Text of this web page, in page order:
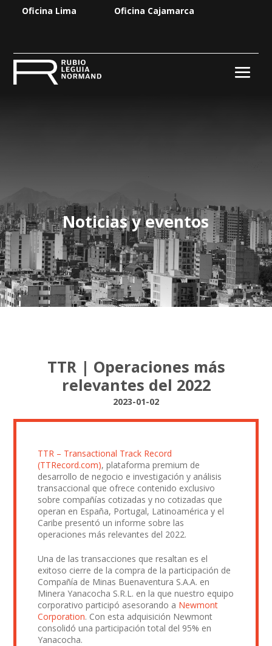
Oficina Lima Oficina Cajamarca
Noticias y eventos
TTR | Operaciones más
relevantes del 2022
2023-01-02
TTR – Transactional Track Record
(TTRecord.com), plataforma premium de
desarrollo de negocio e investigación y análisis
transaccional que ofrece contenido exclusivo
sobre compañías cotizadas y no cotizadas que
operan en España, Portugal, Latinoamérica y el
Caribe presentó un informe sobre las
operaciones más relevantes del 2022.
Una de las transacciones que resaltan es el
exitoso cierre de la compra de la participación de
Compañía de Minas Buenaventura S.A.A. en
Minera Yanacocha S.R.L. en la que nuestro equipo
corporativo participó asesorando a Newmont
Corporation. Con esta adquisición Newmont
consolidó una participación total del 95% en
Yanacocha.